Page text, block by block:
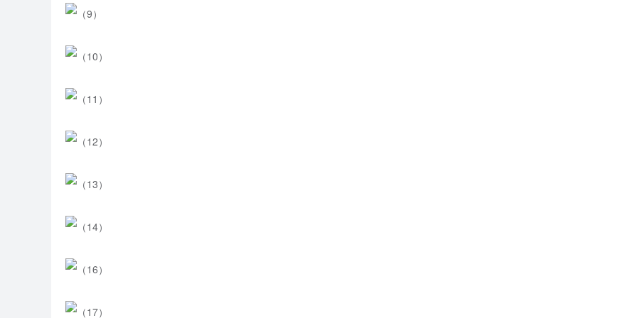
兴趣类的社团，其中有：吉他协会、跆拳道协会、主持人协会、舞蹈协会、书法协会、美术协会、电子协会、手工制作协会、汽车
社团活动有“以党、国家及红军为主题的演讲比赛”、“青春杯”篮球赛、女子排球比赛、“技能体艺节”、元旦文艺晚会、感恩大会、
七”女生节、水果拼盘大赛、植树造林、清明扫墓、慰问敬老院、男子班际足球联赛、女子羽毛球比赛、学前教育专业专场汇报晚会
校好声音——校园歌手大赛、毕业典礼等等一系列的活动。
历史沿革
2008年8月，新校区建设工程立项，为加快发展职业教育，化州市委、市政府作出了迁建化州市职业技术学校的决定。
一幢和校区市政工程，建筑面积达5.6万平方米，投入资金1.1亿，其中，实训、教学建筑面积32000平方米，可提供110多个实习工
2012年2月，新校区正式开学，这标志着化州市职业技术学校迈进了新的发展历程。
2014年9月，化州市委、市政府整合资源，将化州市技工学校、化州市广播、化州市教师进修学校（含艺术高中）并入化州市职业